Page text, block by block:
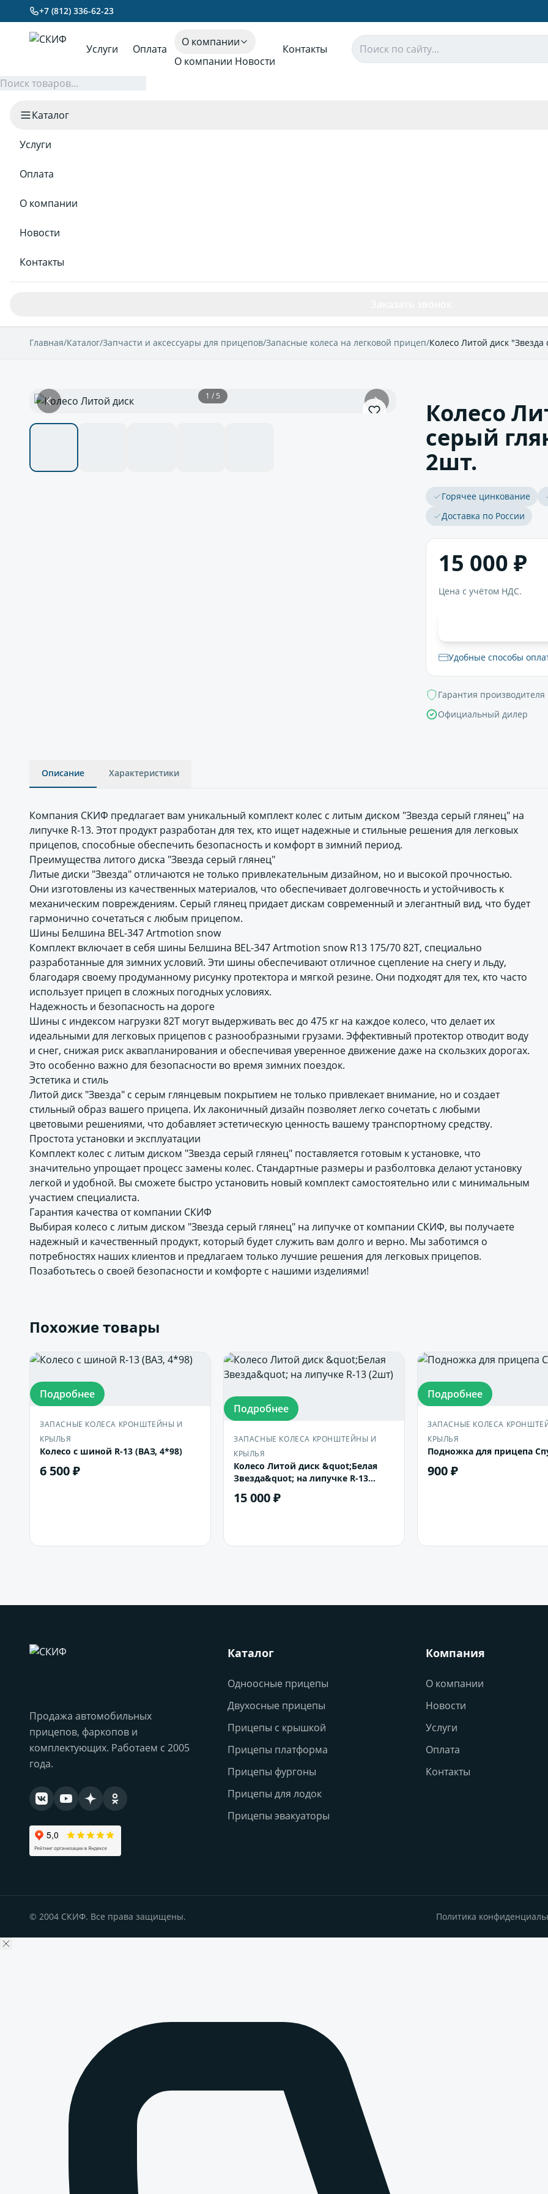
+7 (812) 336-62-23
Услуги Оплата
О компании
О компании Новости
Контакты
Каталог
Услуги
Оплата
О компании
Новости
Контакты
Главная/Каталог/Запчасти и аксессуары для прицепов/Запасные колеса на легковой прицеп/Колесо Литой диск
1 / 5
Колесо
серый
2шт.
Горячее цинкование
Доставка по России
15 000 ₽
Цена с учётом НДС.
Удобные способы
Гарантия производителя
Официальный дилер
Описание Характеристики
Компания СКИФ предлагает вам уникальный комплект колес с литым диском "Звезда серый глянец" на
липучке R-13. Этот продукт разработан для тех, кто ищет надежные и стильные решения для легковых
прицепов, способные обеспечить безопасность и комфорт в зимний период.
Преимущества литого диска "Звезда серый глянец"
Литые диски "Звезда" отличаются не только привлекательным дизайном, но и высокой прочностью.
Они изготовлены из качественных материалов, что обеспечивает долговечность и устойчивость к
механическим повреждениям. Серый глянец придает дискам современный и элегантный вид, что будет
гармонично сочетаться с любым прицепом.
Шины Белшина BEL-347 Artmotion snow
Комплект включает в себя шины Белшина BEL-347 Artmotion snow R13 175/70 82T, специально
разработанные для зимних условий. Эти шины обеспечивают отличное сцепление на снегу и льду,
благодаря своему продуманному рисунку протектора и мягкой резине. Они подходят для тех, кто часто
использует прицеп в сложных погодных условиях.
Надежность и безопасность на дороге
Шины с индексом нагрузки 82T могут выдерживать вес до 475 кг на каждое колесо, что делает их
идеальными для легковых прицепов с разнообразными грузами. Эффективный протектор отводит воду
и снег, снижая риск аквапланирования и обеспечивая уверенное движение даже на скользких дорогах.
Это особенно важно для безопасности во время зимних поездок.
Эстетика и стиль
Литой диск "Звезда" с серым глянцевым покрытием не только привлекает внимание, но и создает
стильный образ вашего прицепа. Их лаконичный дизайн позволяет легко сочетать с любыми
цветовыми решениями, что добавляет эстетическую ценность вашему транспортному средству.
Простота установки и эксплуатации
Комплект колес с литым диском "Звезда серый глянец" поставляется готовым к установке, что
значительно упрощает процесс замены колес. Стандартные размеры и разболтовка делают установку
легкой и удобной. Вы сможете быстро установить новый комплект самостоятельно или с минимальным
участием специалиста.
Гарантия качества от компании СКИФ
Выбирая колесо с литым диском "Звезда серый глянец" на липучке от компании СКИФ, вы получаете
надежный и качественный продукт, который будет служить вам долго и верно. Мы заботимся о
потребностях наших клиентов и предлагаем только лучшие решения для легковых прицепов.
Позаботьтесь о своей безопасности и комфорте с нашими изделиями!
Похожие товары
Подробнее
ЗАПАСНЫЕ КОЛЕСА КРОНШТЕЙНЫ И
КРЫЛЬЯ
Колесо с шиной R-13 (ВАЗ, 4*98)
6 500 ₽
Подробнее
ЗАПАСНЫЕ КОЛЕСА КРОНШТЕЙНЫ И
КРЫЛЬЯ
Колесо Литой диск &quot;Белая
Звезда&quot; на липучке R-13
15 000 ₽
Подробнее
ЗАПАСНЫЕ КОЛЕСА
КРЫЛЬЯ
Подножка для прицепа
900 ₽
Продажа автомобильных
прицепов, фаркопов и
комплектующих. Работаем с 2005
года.
Каталог
Одноосные прицепы
Двухосные прицепы
Прицепы с крышкой
Прицепы платформа
Прицепы фургоны
Прицепы для лодок
Прицепы эвакуаторы
Компания
О компании
Новости
Услуги
Оплата
Контакты
© 2004 СКИФ. Все права защищены. Политика